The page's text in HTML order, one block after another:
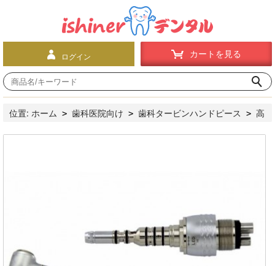
ログイン カートを見る
位置: ホーム > 歯科医院向け > 歯科タービンハンドピース > 高